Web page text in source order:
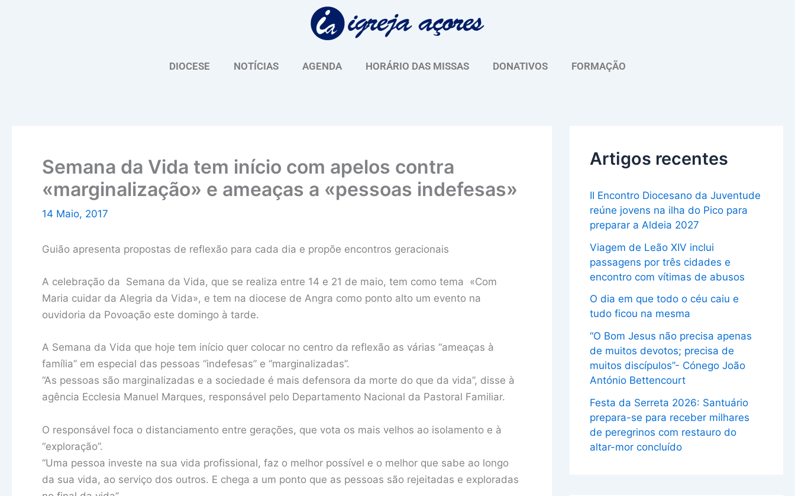
DIOCESE NOTÍCIAS AGENDA HORÁRIO DAS MISSAS DONATIVOS FORMAÇÃO
Semana da Vida tem início com apelos contra
«marginalização» e ameaças a «pessoas indefesas»
14 Maio, 2017
Guião apresenta propostas de reflexão para cada dia e propõe encontros geracionais
A celebração da Semana da Vida, que se realiza entre 14 e 21 de maio, tem como tema «Com
Maria cuidar da Alegria da Vida», e tem na diocese de Angra como ponto alto um evento na
ouvidoria da Povoação este domingo à tarde.
A Semana da Vida que hoje tem início quer colocar no centro da reflexão as várias “ameaças à
família” em especial das pessoas “indefesas” e “marginalizadas”.
“As pessoas são marginalizadas e a sociedade é mais defensora da morte do que da vida”, disse à
agência Ecclesia Manuel Marques, responsável pelo Departamento Nacional da Pastoral Familiar.
O responsável foca o distanciamento entre gerações, que vota os mais velhos ao isolamento e à
“exploração”.
“Uma pessoa investe na sua vida profissional, faz o melhor possível e o melhor que sabe ao longo
da sua vida, ao serviço dos outros. E chega a um ponto que as pessoas são rejeitadas e exploradas
Artigos recentes
II Encontro Diocesano da Juventude
reúne jovens na ilha do Pico para
preparar a Aldeia 2027
Viagem de Leão XIV inclui
passagens por três cidades e
encontro com vítimas de abusos
O dia em que todo o céu caiu e
tudo ficou na mesma
“O Bom Jesus não precisa apenas
de muitos devotos; precisa de
muitos discípulos”- Cónego João
António Bettencourt
Festa da Serreta 2026: Santuário
prepara-se para receber milhares
de peregrinos com restauro do
altar-mor concluído
u